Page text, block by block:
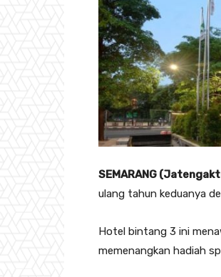
SEMARANG
ulang tahun keduanya
Hotel bintang 3 ini
memenangkan hadiah